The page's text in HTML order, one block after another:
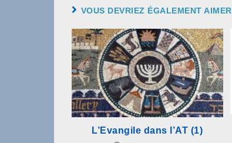
VOUS DEVRIEZ ÉGALEMENT AIMER
L’Evangile dans l’AT (1)